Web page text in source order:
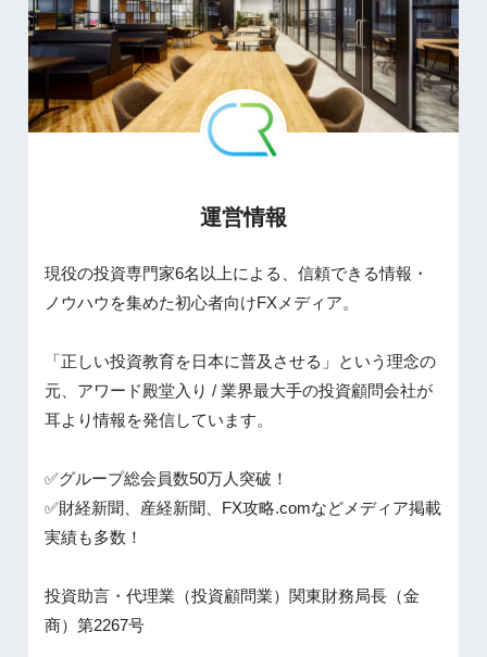
運営情報
現役の投資専門家6名以上による、信頼できる情報・
ノウハウを集めた初心者向けFXメディア。
「正しい投資教育を日本に普及させる」という理念の
元、アワード殿堂入り / 業界最大手の投資顧問会社が
耳より情報を発信しています。
✅グループ総会員数50万人突破！
✅財経新聞、産経新聞、FX攻略.comなどメディア掲載
実績も多数！
投資助言・代理業（投資顧問業）関東財務局長（金
商）第2267号